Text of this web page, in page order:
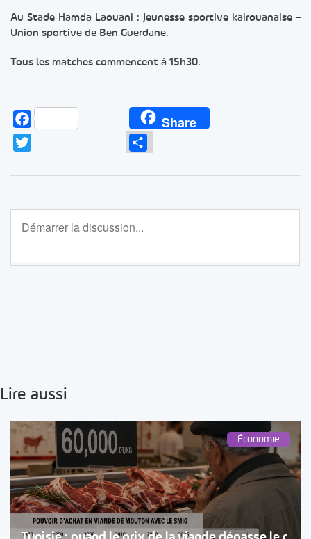
Au Stade Hamda Laouani : Jeunesse sportive kairouanaise –
Union sportive de Ben Guerdane.
Tous les matches commencent à 15h30.
Facebook Share
Partager
Lire aussi
Économie